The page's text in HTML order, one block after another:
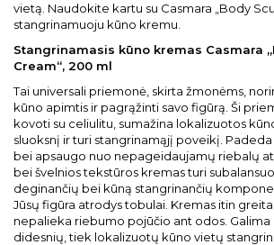
vietą. Naudokite kartu su Casmara „Body
stangrinamuoju kūno kremu.
Stangrinamasis kūno kremas Casmara
Cream“, 200 ml
Tai universali priemonė, skirta žmonėms,
kūno apimtis ir pagrąžinti savo figūrą. Ši
kovoti su celiulitu, sumažina lokalizuotos
sluoksnį ir turi stangrinamąjį poveikį.
bei apsaugo nuo nepageidaujamų riebalų
bei švelnios tekstūros kremas turi
deginančių bei kūną stangrinančių
Jūsų figūra atrodys tobulai. Kremas itin
nepalieka riebumo pojūčio ant odos.
didesnių, tiek lokalizuotų kūno vietų